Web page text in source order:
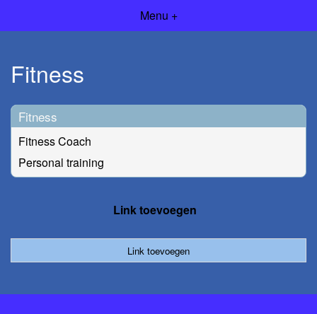
Menu +
Fitness
Fitness
Fitness Coach
Personal training
Link toevoegen
Link toevoegen